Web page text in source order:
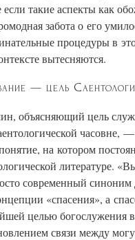
такие аспекты как
забота о его
процедуры в
вытесняются.
— цель
объясняющий цель
часовне,
на котором
литературе.
современный синоним
«спасения», а
целью богослужения
связи между